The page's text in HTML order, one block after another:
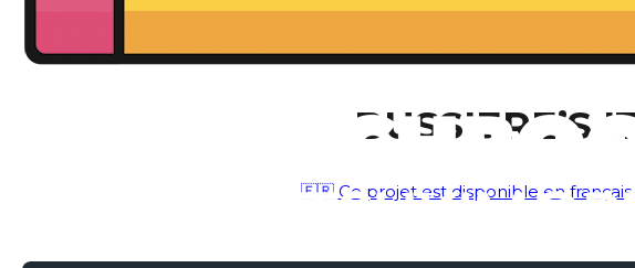
BUSSIERE’S
🇫🇷 Ce projet est disponible en français